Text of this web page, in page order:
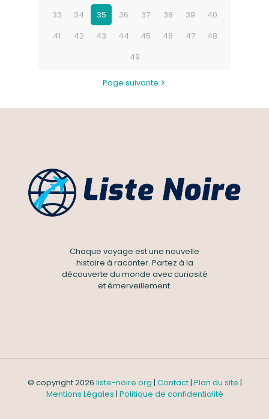
33
34 35 36 37 38 39
40
41
42 43 44 45 46 47
48
49
Page suivante
Chaque voyage est une nouvelle
histoire à raconter. Partez à la
découverte du monde avec curiosité
et émerveillement.
© copyright 2026 liste-noire.org | Contact| Plan du site |
Mentions Légales | Politique de confidentialité